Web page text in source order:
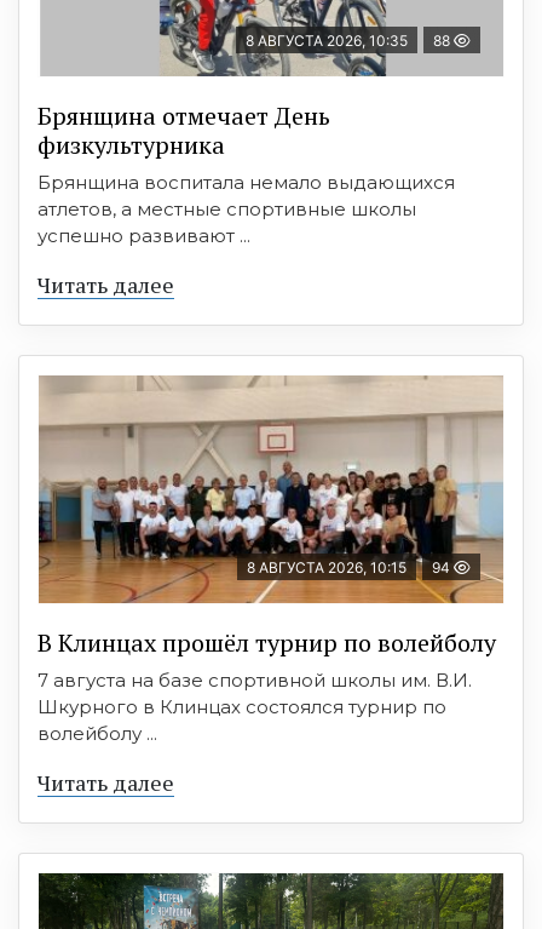
8 АВГУСТА 2026, 10:35 88
Брянщина отмечает День
физкультурника
Брянщина воспитала немало выдающихся
атлетов, а местные спортивные школы
успешно развивают ...
Читать далее
8 АВГУСТА 2026, 10:15 94
В Клинцах прошёл турнир по волейболу
7 августа на базе спортивной школы им. В.И.
Шкурного в Клинцах состоялся турнир по
волейболу ...
Читать далее